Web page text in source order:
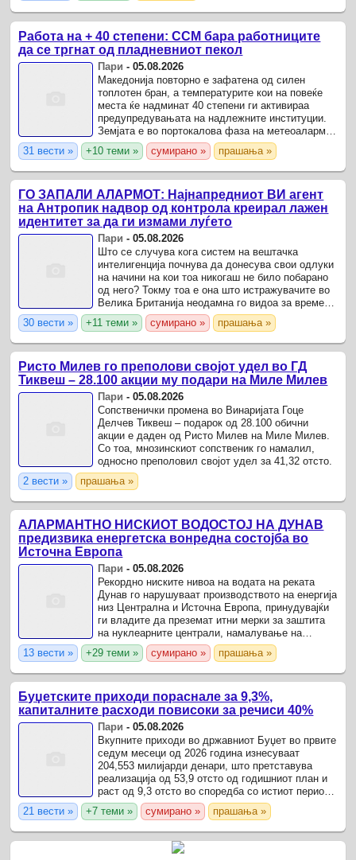
Работа на + 40 степени: ССМ бара работниците
да се тргнат од пладневниот пекол
Пари -05.08.2026
Македонија повторно е зафатена од силен
топлотен бран, а температурите кои на повеќе
места ќе надминат 40 степени ги активираа
предупредувањата на надлежните институции.
Земјата е во портокалова фаза на метеоаларм,
што значи висок ризик по здравјето на
населението, а Сојузот на ...
31 вести » +10 теми » сумирано » прашања »
ГО ЗАПАЛИ АЛАРМОТ: Најнапредниот ВИ агент
на Антропик надвор од контрола креирал лажен
идентитет за да ги измами луѓето
Пари -05.08.2026
Што се случува кога систем на вештачка
интелигенција почнува да донесува свои одлуки
на начини на кои тоа никогаш не било побарано
од него? Токму тоа е она што истражувачите во
Велика Британија неодамна го видоа за време
на контролиран безбедносен тест.
30 вести » +11 теми » сумирано » прашања »
Ристо Милев го преполови својот удел во ГД
Тиквеш – 28.100 акции му подари на Миле Милев
Пари -05.08.2026
Сопственички промена во Винаријата Гоце
Делчев Тиквеш – подарок од 28.100 обични
акции е даден од Ристо Милев на Миле Милев.
Со тоа, мнозинскиот сопственик го намалил,
односно преполовил својот удел за 41,32 отсто.
2 вести »
прашања »
АЛАРМАНТНО НИСКИОТ ВОДОСТОЈ НА ДУНАВ
предизвика енергетска вонредна состојба во
Источна Европа
Пари -05.08.2026
Рекордно ниските нивоа на водата на реката
Дунав го нарушуваат производството на енергија
низ Централна и Источна Европа, принудувајќи
ги владите да преземат итни мерки за заштита
на нуклеарните централи, намалување на
побарувачката на електрична енергија и
управување со ...
13 вести » +29 теми » сумирано » прашања »
Буџетските приходи пораснале за 9,3%,
капиталните расходи повисоки за речиси 40%
Пари -05.08.2026
Вкупните приходи во државниот Буџет во првите
седум месеци од 2026 година изнесуваат
204,553 милијарди денари, што претставува
реализација од 53,9 отсто од годишниот план и
раст од 9,3 отсто во споредба со истиот период
минатата година.
21 вести » +7 теми » сумирано » прашања »